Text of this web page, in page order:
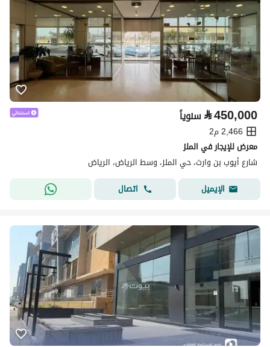
⃁450,000 سنوياً
2,466 م2
معرض للإيجار في الملز
شارع أيوب بن وارث، حي الملز، وسط الرياض، الرياض
الإيميل
اتصال